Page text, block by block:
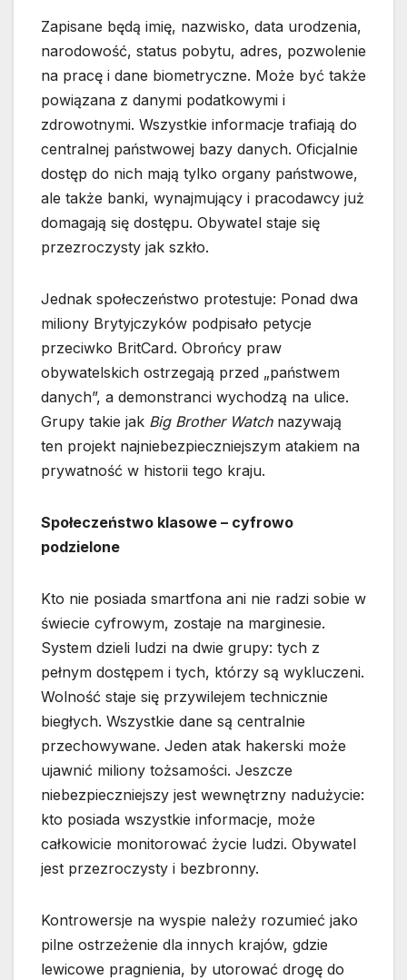
Zapisane będą imię, nazwisko, data urodzenia,
narodowość, status pobytu, adres, pozwolenie
na pracę i dane biometryczne. Może być także
powiązana z danymi podatkowymi i
zdrowotnymi. Wszystkie informacje trafiają do
centralnej państwowej bazy danych. Oficjalnie
dostęp do nich mają tylko organy państwowe,
ale także banki, wynajmujący i pracodawcy już
domagają się dostępu. Obywatel staje się
przezroczysty jak szkło.
Jednak społeczeństwo protestuje: Ponad dwa
miliony Brytyjczyków podpisało petycje
przeciwko BritCard. Obrońcy praw
obywatelskich ostrzegają przed „państwem
danych”, a demonstranci wychodzą na ulice.
Grupy takie jak Big Brother Watchnazywają
ten projekt najniebezpieczniejszym atakiem na
prywatność w historii tego kraju.
Społeczeństwo klasowe – cyfrowo
podzielone
Kto nie posiada smartfona ani nie radzi sobie w
świecie cyfrowym, zostaje na marginesie.
System dzieli ludzi na dwie grupy: tych z
pełnym dostępem i tych, którzy są wykluczeni.
Wolność staje się przywilejem technicznie
biegłych. Wszystkie dane są centralnie
przechowywane. Jeden atak hakerski może
ujawnić miliony tożsamości. Jeszcze
niebezpieczniejszy jest wewnętrzny nadużycie:
kto posiada wszystkie informacje, może
całkowicie monitorować życie ludzi. Obywatel
jest przezroczysty i bezbronny.
Kontrowersje na wyspie należy rozumieć jako
pilne ostrzeżenie dla innych krajów, gdzie
lewicowe pragnienia, by utorować drogę do